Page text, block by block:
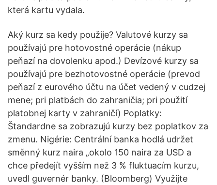
která kartu vydala.
Aký kurz sa kedy použije? Valutové kurzy sa
používajú pre hotovostné operácie (nákup
peňazí na dovolenku apod.) Devízové kurzy sa
používajú pre bezhotovostné operácie (prevod
peňazí z eurového účtu na účet vedený v cudzej
mene; pri platbách do zahraničia; pri použití
platobnej karty v zahraničí) Poplatky:
Štandardne sa zobrazujú kurzy bez poplatkov za
zmenu. Nigérie: Centrální banka hodlá udržet
směnný kurz naira „okolo 150 naira za USD a
chce předejít vyšším než 3 % fluktuacím kurzu,
uvedl guvernér banky. (Bloomberg) Využijte